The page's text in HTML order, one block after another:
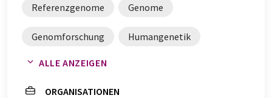
Referenzgenome Genome
Genomforschung Humangenetik
Genomsequenzen
ALLE ANZEIGEN
ORGANISATIONEN